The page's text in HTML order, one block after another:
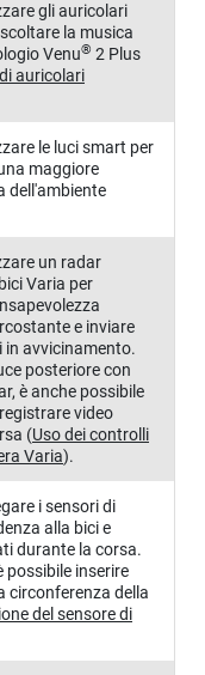
gli auricolari
la musica
Venu® 2 Plus
auricolari
le luci smart per
maggiore
dell'ambiente
un radar
Varia per
e inviare
in avvicinamento.
posteriore con
è anche possibile
video
(Uso dei controlli
Varia).
i sensori di
alla bici e
durante la corsa.
possibile inserire
circonferenza della
del sensore di